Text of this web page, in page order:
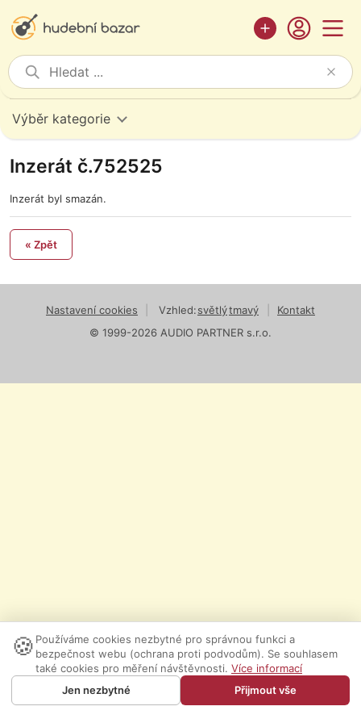
Výběr kategorie
Inzerát č.752525
Inzerát byl smazán.
« Zpět
Nastavení cookies Vzhled:světlýtmavý
Kontakt
© 1999-2026 AUDIO PARTNER s.r.o.
🍪 Používáme cookies nezbytné pro správnou funkci a
bezpečnost webu (ochrana proti podvodům). Se souhlasem
také cookies pro měření návštěvnosti. Více informací
Jen nezbytné
Přijmout vše